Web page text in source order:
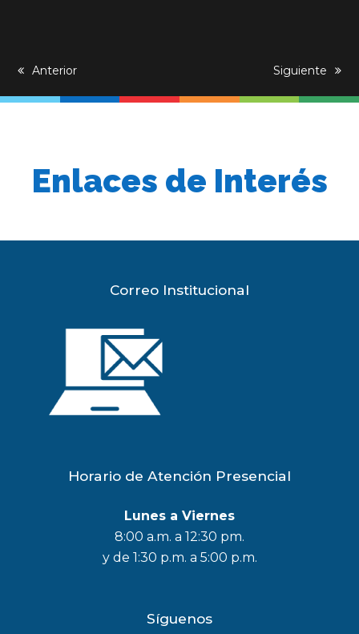
previous
Anterior
next
Siguiente
Enlaces de Interés
Correo Institucional
Horario de Atención Presencial
Lunes a Viernes
8:00 a.m. a 12:30 pm.
y de 1:30 p.m. a 5:00 p.m.
Síguenos